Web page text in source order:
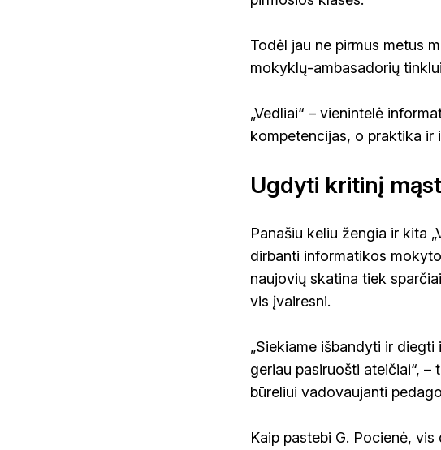
Todėl jau ne pirmus metus
mokyklų-ambasadorių
„Vedliai“ – vienintelė
kompetencijas, o praktika ir
Ugdyti kritinį
Panašiu keliu žengia ir kita
dirbanti informatikos
naujovių skatina tiek
vis įvairesni.
„Siekiame išbandyti ir
geriau pasiruošti ateičiai“,
būreliui vadovaujanti
Kaip pastebi G. Pocienė,